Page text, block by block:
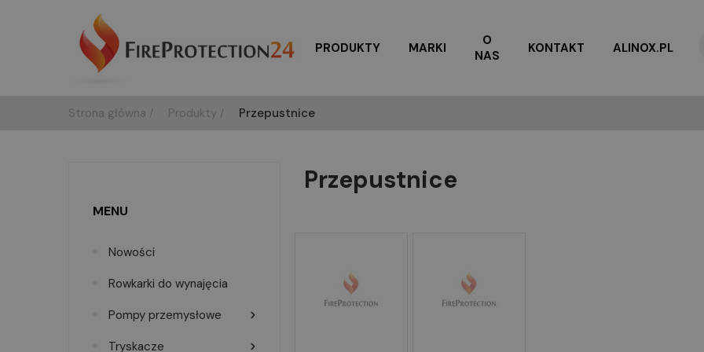
PRODUKTY MARKI
O
NAS
KONTAKT ALINOX.PL
Strona główna Produkty Przepustnice
MENU
Nowości
Rowkarki do wynajęcia
Pompy przemysłowe
Tryskacze
Przepustnice